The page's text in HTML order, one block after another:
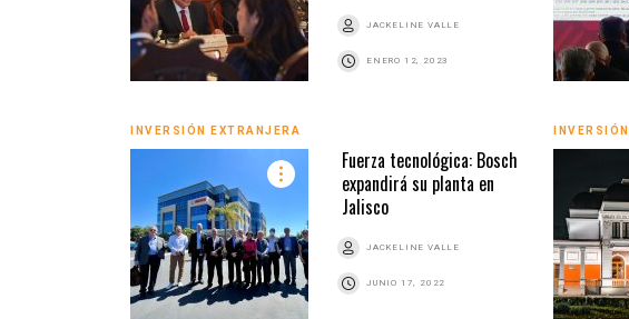
JACKELINE VALLE
ENERO 12, 2023
INVERSIÓN EXTRANJERA
Fuerza tecnológica: Bosch
expandirá su planta en
Jalisco
JACKELINE VALLE
JUNIO 17, 2022